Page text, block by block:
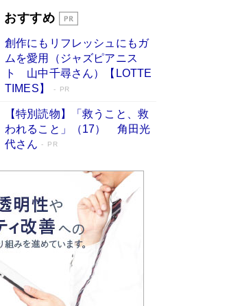
代、80代向け新書がベスト3を独
も選出［新書ベストセラー］
おすすめ
創作にもリフレッシュにもガ
ムを愛用（ジャズピアニス
ト 山中千尋さん）【LOTTE
TIMES】
PR
【特別読物】「救うこと、救
われること」（17） 角田光
代さん
PR